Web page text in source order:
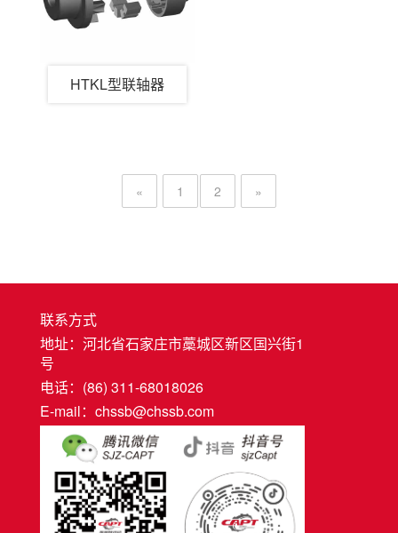
HTKL型联轴器
« 1 2 »
联系方式
地址：河北省石家庄市藁城区新区国兴街1
号
电话：(86) 311-68018026
E-mail：chssb@chssb.com